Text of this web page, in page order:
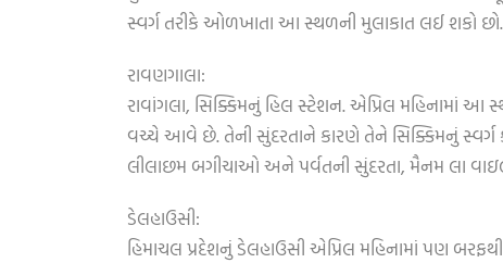
સ્વર્ગ તરીકે ઓળખાતા આ સ્થળની મુલાકાત લઈ શકો છો.
રાવણગાલા:
રાવાંગલા, સિક્કિમનું હિલ સ્ટેશન. એપ્રિલ મહિનામાં
વચ્ચે આવે છે. તેની સુંદરતાને કારણે તેને સિક્કિમનું
લીલાછમ બગીચાઓ અને પર્વતની સુંદરતા, મૈનમ લા
ડેલહાઉસી:
હિમાચલ પ્રદેશનું ડેલહાઉસી એપ્રિલ મહિનામાં પણ